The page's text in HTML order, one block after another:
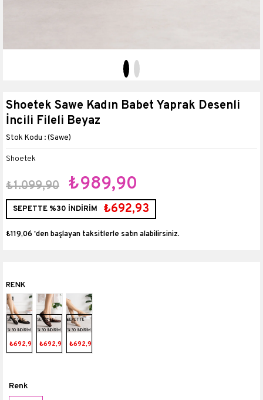
Shoetek Sawe Kadın Babet Yaprak Desenli
İncili Fileli Beyaz
(Sawe)
Shoetek
₺1.099,90 ₺989,90
SEPETTE %30 İNDİRİM ₺692,93
₺119,06 'den başlayan taksitlerle
SEPETTE
%30 İNDİRİM
₺692,93
SEPETTE
%30 İNDİRİM
₺692,93
SEPETTE
%30 İNDİRİM
₺692,93
Renk